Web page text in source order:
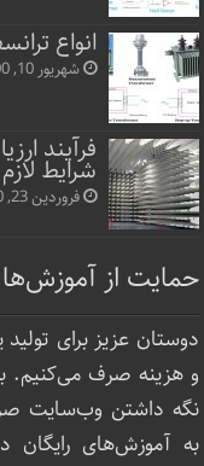
انواع
شهریور 10, 1400
فرآیند
شرایط
فروردین 23, 1400
حمایت از آموزش‌ها
دوستان عزیز برای
و هزینه صرف می‌کنیم.
نگه داشتن وب‌سایت
به آموزش‌های